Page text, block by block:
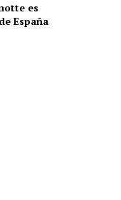
es
España